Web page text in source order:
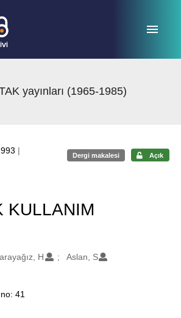
yayınları (1965-1985)
|
Dergi makalesi Açık
KULLANIM
H Aslan, S
41